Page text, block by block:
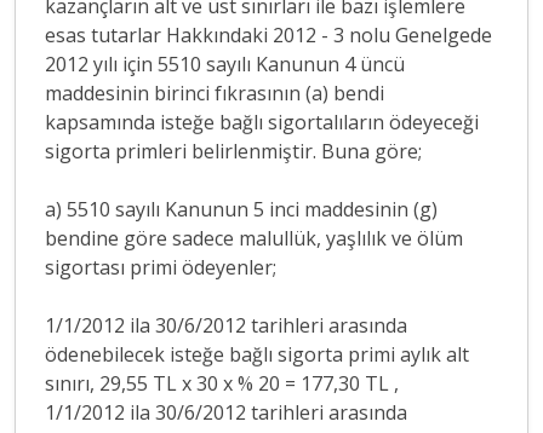
kazançların alt ve üst sınırları ile bazı işlemlere
esas tutarlar Hakkındaki 2012 - 3 nolu Genelgede
2012 yılı için 5510 sayılı Kanunun 4 üncü
maddesinin birinci fıkrasının (a) bendi
kapsamında isteğe bağlı sigortalıların ödeyeceği
sigorta primleri belirlenmiştir. Buna göre;
a) 5510 sayılı Kanunun 5 inci maddesinin (g)
bendine göre sadece malullük, yaşlılık ve ölüm
sigortası primi ödeyenler;
1/1/2012 ila 30/6/2012 tarihleri arasında
ödenebilecek isteğe bağlı sigorta primi aylık alt
sınırı, 29,55 TL x 30 x % 20 = 177,30 TL ,
1/1/2012 ila 30/6/2012 tarihleri arasında